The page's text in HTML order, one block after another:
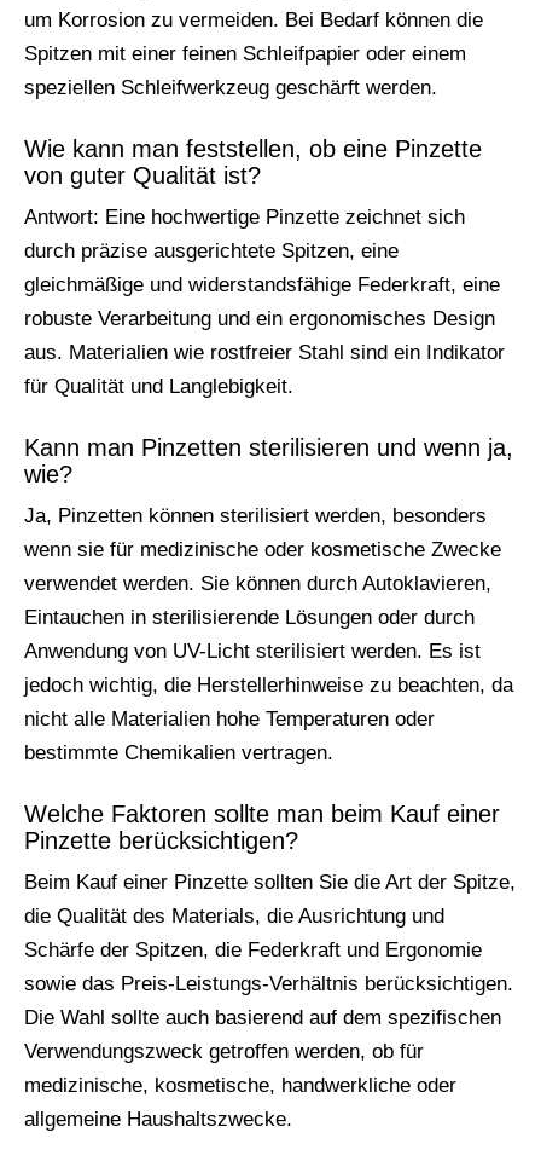
um Korrosion zu vermeiden. Bei Bedarf können die
Spitzen mit einer feinen Schleifpapier oder einem
speziellen Schleifwerkzeug geschärft werden.
Wie kann man feststellen, ob eine Pinzette
von guter Qualität ist?
Antwort: Eine hochwertige Pinzette zeichnet sich
durch präzise ausgerichtete Spitzen, eine
gleichmäßige und widerstandsfähige Federkraft, eine
robuste Verarbeitung und ein ergonomisches Design
aus. Materialien wie rostfreier Stahl sind ein Indikator
für Qualität und Langlebigkeit.
Kann man Pinzetten sterilisieren und wenn ja,
wie?
Ja, Pinzetten können sterilisiert werden, besonders
wenn sie für medizinische oder kosmetische Zwecke
verwendet werden. Sie können durch Autoklavieren,
Eintauchen in sterilisierende Lösungen oder durch
Anwendung von UV-Licht sterilisiert werden. Es ist
jedoch wichtig, die Herstellerhinweise zu beachten, da
nicht alle Materialien hohe Temperaturen oder
bestimmte Chemikalien vertragen.
Welche Faktoren sollte man beim Kauf einer
Pinzette berücksichtigen?
Beim Kauf einer Pinzette sollten Sie die Art der Spitze,
die Qualität des Materials, die Ausrichtung und
Schärfe der Spitzen, die Federkraft und Ergonomie
sowie das Preis-Leistungs-Verhältnis berücksichtigen.
Die Wahl sollte auch basierend auf dem spezifischen
Verwendungszweck getroffen werden, ob für
medizinische, kosmetische, handwerkliche oder
allgemeine Haushaltszwecke.